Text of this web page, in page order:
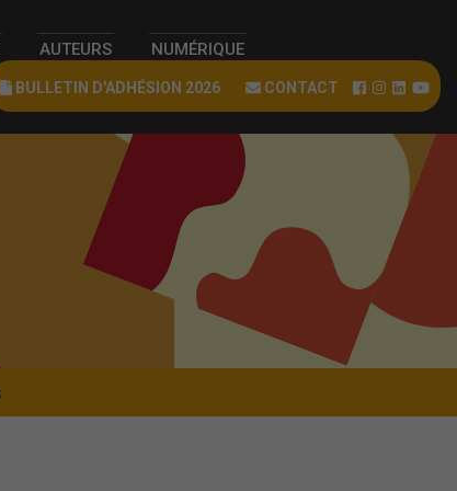
AUTEURS NUMÉRIQUE
BULLETIN D'ADHÉSION 2026 CONTACT